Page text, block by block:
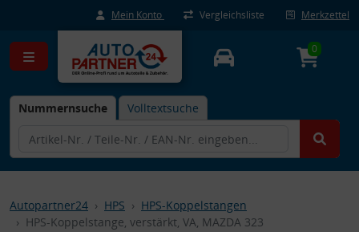
Mein Konto Vergleichsliste Merkzettel
Nummernsuche Volltextsuche
0
Autopartner24 HPS
HPS-Koppelstangen
HPS-Koppelstange, verstärkt, VA, MAZDA 323